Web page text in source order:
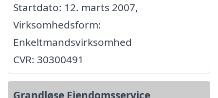
Startdato: 12. marts 2007,
Virksomhedsform:
Enkeltmandsvirksomhed
CVR: 30300491
Grandløse Ejendomsservice